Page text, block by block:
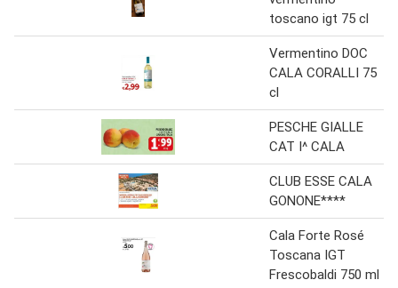
toscano igt 75 cl
Vermentino DOC
CALA CORALLI 75
cl
PESCHE GIALLE
CAT I^ CALA
CLUB ESSE CALA
GONONE****
Cala Forte Rosé
Toscana IGT
Frescobaldi 750 ml